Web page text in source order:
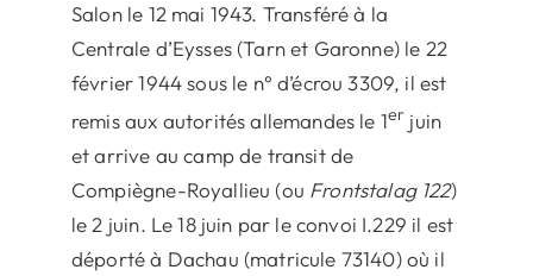
Salon le 12 mai 1943. Transféré à la
Centrale d’Eysses (Tarn et Garonne) le 22
février 1944 sous le n° d’écrou 3309, il est
remis aux autorités allemandes le 1er juin
et arrive au camp de transit de
Compiègne-Royallieu (ou Frontstalag 122)
le 2 juin. Le 18 juin par le convoi I.229 il est
déporté à Dachau (matricule 73140) où il